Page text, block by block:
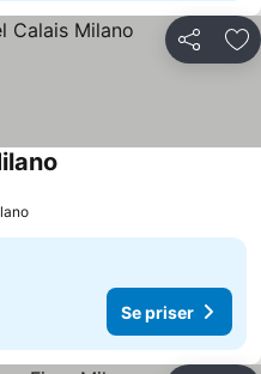
Del
Se priser